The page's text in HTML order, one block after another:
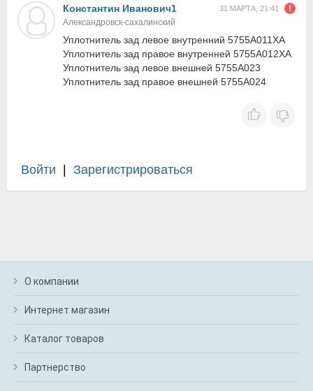
Константин Иванович1
31 МАРТА, 21:41
Александровск-сахалинский
Уплотнитель зад левое внутренний 5755A011XA
Уплотнитель зад правое внутренней 5755A012XA
Уплотнитель зад левое внешней 5755A023
Уплотнитель зад правое внешней 5755A024
Войти Зарегистрироваться
О компании
Интернет магазин
Каталог товаров
Партнерство